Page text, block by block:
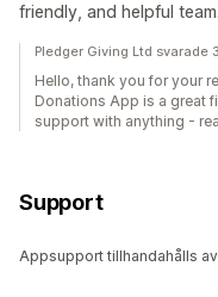
friendly, and helpful team.
Pledger Giving Ltd svarade
Hello, thank you for your
Donations App is a great
support with anything -
Support
Appsupport tillhandahålls